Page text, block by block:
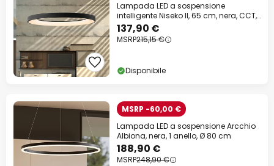
Lampada LED a sospensione
intelligente Niseko II, 65 cm, nera, CCT,
dimmerabile
137,90 €
MSRP215,15 €
Disponibile
MSRP -60,00 €
Lampada LED a sospensione Arcchio
Albiona, nera, 1 anello, Ø 80 cm
188,90 €
MSRP248,90 €